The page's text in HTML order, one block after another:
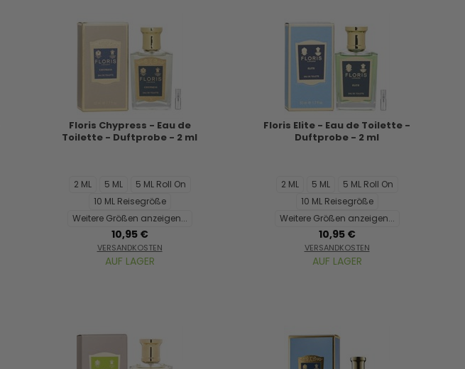
Floris Chypress - Eau de
Toilette - Duftprobe - 2 ml
2 ML 5 ML
5 ML Roll On
10 ML Reisegröße
Weitere Größen anzeigen...
10,95 €
VERSANDKOSTEN
AUF LAGER
Floris Elite - Eau de Toilette -
Duftprobe - 2 ml
2 ML 5 ML
5 ML Roll On
10 ML Reisegröße
Weitere Größen anzeigen...
10,95 €
VERSANDKOSTEN
AUF LAGER